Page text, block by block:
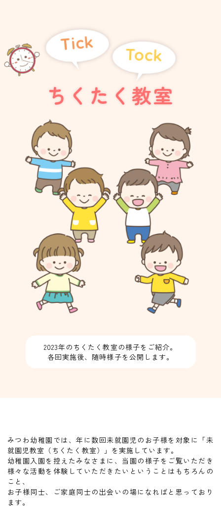
Tick
Tock
ちくたく教室
2023年のちくたく教室の様子をご紹介。
各回実施後、随時様子を公開します。
みつわ幼稚園では、年に数回未就園児のお子様を対象に 「未
就園児教室（ちくたく教室）」を実施しています。
幼稚園入園を控えたみなさまに、当園の様子をご覧いただき
様々な活動を体験していただきたいということはもちろんの
こと、
お子様同士、ご家庭同士の出会いの場になればと思っており
ます。